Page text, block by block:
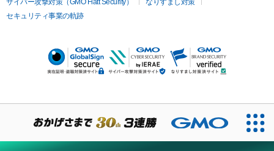
サイバー攻撃対策（GMO Flatt Security）
なりすまし対策
セキュリティ事業の軌跡